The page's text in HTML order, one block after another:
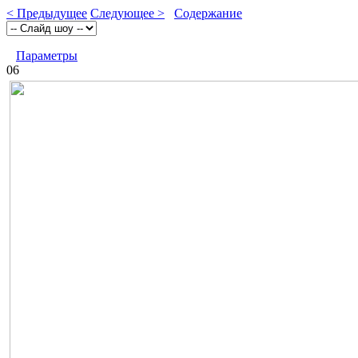
< Предыдущее Следующее > Содержание
Параметры
06